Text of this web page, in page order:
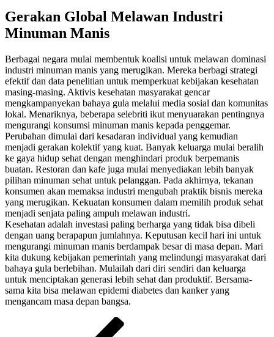
Gerakan Global Melawan Industri
Minuman Manis
Berbagai negara mulai membentuk koalisi untuk melawan dominasi
industri minuman manis yang merugikan. Mereka berbagi strategi
efektif dan data penelitian untuk memperkuat kebijakan kesehatan
masing-masing. Aktivis kesehatan masyarakat gencar
mengkampanyekan bahaya gula melalui media sosial dan komunitas
lokal. Menariknya, beberapa selebriti ikut menyuarakan pentingnya
mengurangi konsumsi minuman manis kepada penggemar.
Perubahan dimulai dari kesadaran individual yang kemudian
menjadi gerakan kolektif yang kuat. Banyak keluarga mulai beralih
ke gaya hidup sehat dengan menghindari produk berpemanis
buatan. Restoran dan kafe juga mulai menyediakan lebih banyak
pilihan minuman sehat untuk pelanggan. Pada akhirnya, tekanan
konsumen akan memaksa industri mengubah praktik bisnis mereka
yang merugikan. Kekuatan konsumen dalam memilih produk sehat
menjadi senjata paling ampuh melawan industri.
Kesehatan adalah investasi paling berharga yang tidak bisa dibeli
dengan uang berapapun jumlahnya. Keputusan kecil hari ini untuk
mengurangi minuman manis berdampak besar di masa depan. Mari
kita dukung kebijakan pemerintah yang melindungi masyarakat dari
bahaya gula berlebihan. Mulailah dari diri sendiri dan keluarga
untuk menciptakan generasi lebih sehat dan produktif. Bersama-
sama kita bisa melawan epidemi diabetes dan kanker yang
mengancam masa depan bangsa.